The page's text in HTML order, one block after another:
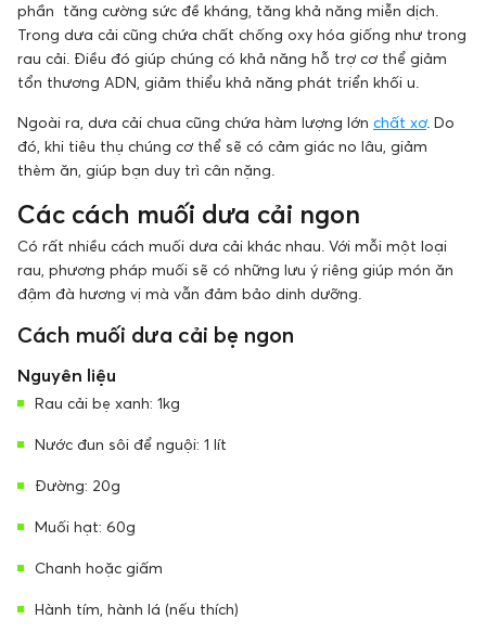
phần tăng cường sức đề kháng, tăng khả năng miễn dịch.
Trong dưa cải cũng chứa chất chống oxy hóa giống như trong
rau cải. Điều đó giúp chúng có khả năng hỗ trợ cơ thể giảm
tổn thương ADN, giảm thiểu khả năng phát triển khối u.
Ngoài ra, dưa cải chua cũng chứa hàm lượng lớn chất xơ. Do
đó, khi tiêu thụ chúng cơ thể sẽ có cảm giác no lâu, giảm
thèm ăn, giúp bạn duy trì cân nặng.
Các cách muối dưa cải ngon
Có rất nhiều cách muối dưa cải khác nhau. Với mỗi một loại
rau, phương pháp muối sẽ có những lưu ý riêng giúp món ăn
đậm đà hương vị mà vẫn đảm bảo dinh dưỡng.
Cách muối dưa cải bẹ ngon
Nguyên liệu
Rau cải bẹ xanh: 1kg
Nước đun sôi để nguội: 1 lít
Đường: 20g
Muối hạt: 60g
Chanh hoặc giấm
Hành tím, hành lá (nếu thích)